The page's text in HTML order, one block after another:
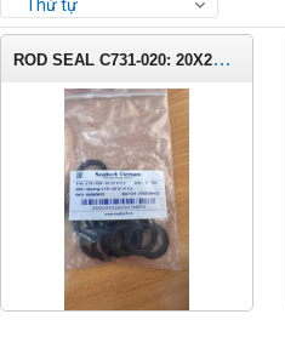
Thứ tự
ROD SEAL C731-020: 20X27.5X3.2